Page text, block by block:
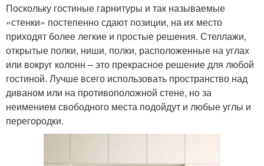
Поскольку гостиные гарнитуры и так называемые
«стенки» постепенно сдают позиции, на их место
приходят более легкие и простые решения. Стеллажи,
открытые полки, ниши, полки, расположенные на углах
или вокруг колонн – это прекрасное решение для любой
гостиной. Лучше всего использовать пространство над
диваном или на противоположной стене, но за
неимением свободного места подойдут и любые углы и
перегородки.